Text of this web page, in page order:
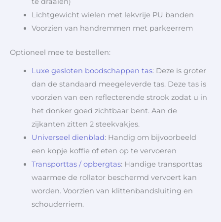
Lichtgewicht wielen met lekvrije PU banden
Voorzien van handremmen met parkeerrem
Optioneel mee te bestellen:
Luxe gesloten boodschappen tas: Deze is groter
dan de standaard meegeleverde tas. Deze tas is
voorzien van een reflecterende strook zodat u in
het donker goed zichtbaar bent. Aan de
zijkanten zitten 2 steekvakjes.
Universeel dienblad: Handig om bijvoorbeeld
een kopje koffie of eten op te vervoeren
Transporttas / opbergtas: Handige transporttas
waarmee de rollator beschermd vervoert kan
worden. Voorzien van klittenbandsluiting en
schouderriem.